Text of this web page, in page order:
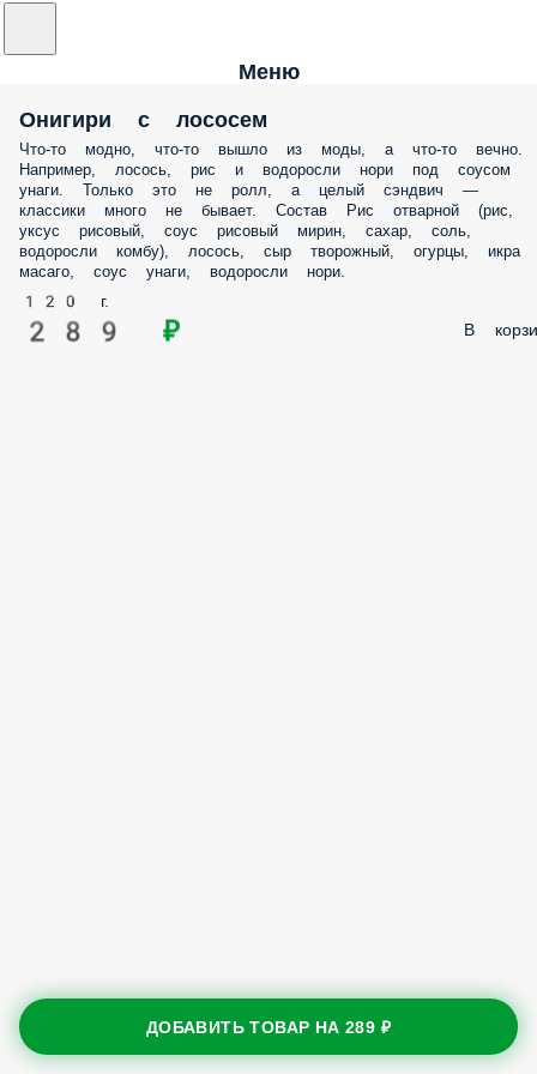
Меню
Онигири с лососем
Что-то модно, что-то вышло из моды, а что-то вечно.
Например, лосось, рис и водоросли нори под соусом
унаги. Только это не ролл, а целый сэндвич —
классики много не бывает. Состав Рис отварной (рис,
уксус рисовый, соус рисовый мирин, сахар, соль,
водоросли комбу), лосось, сыр творожный, огурцы, икра
масаго, соус унаги, водоросли нори.
120 г.
289 ₽ В
ДОБАВИТЬ ТОВАР НА289 ₽